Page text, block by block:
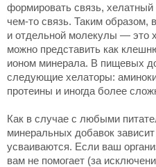
формировать связь,
чем-то связь. Таким образом,
и отдельной молекулы — это
можно представить как
ионом минерала. В пищевых
следующие хелаторы:
протеины и иногда более
Как в случае с любыми
минеральных добавок
усваиваются. Если ваш
вам не помогает (за